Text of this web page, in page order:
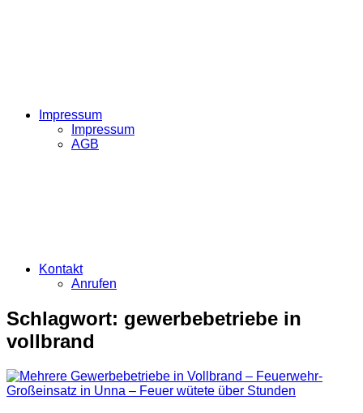
Impressum
Impressum
AGB
Kontakt
Anrufen
Schlagwort: gewerbebetriebe in
vollbrand